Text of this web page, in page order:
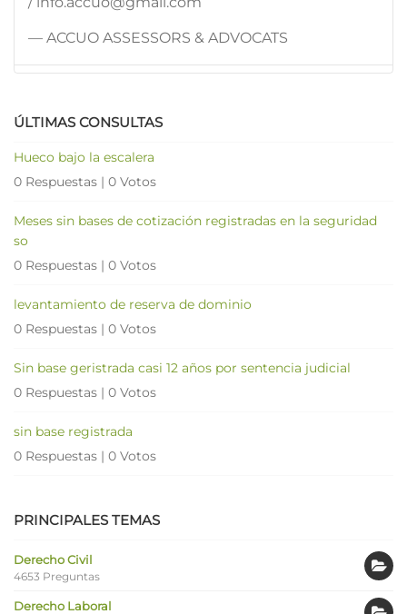
— ACCUO ASSESSORS & ADVOCATS
ÚLTIMAS CONSULTAS
Hueco bajo la escalera
0 Respuestas | 0 Votos
Meses sin bases de cotización registradas en la seguridad
so
0 Respuestas | 0 Votos
levantamiento de reserva de dominio
0 Respuestas | 0 Votos
Sin base geristrada casi 12 años por sentencia judicial
0 Respuestas | 0 Votos
sin base registrada
0 Respuestas | 0 Votos
PRINCIPALES TEMAS
Derecho Civil
4653 Preguntas
Derecho Laboral